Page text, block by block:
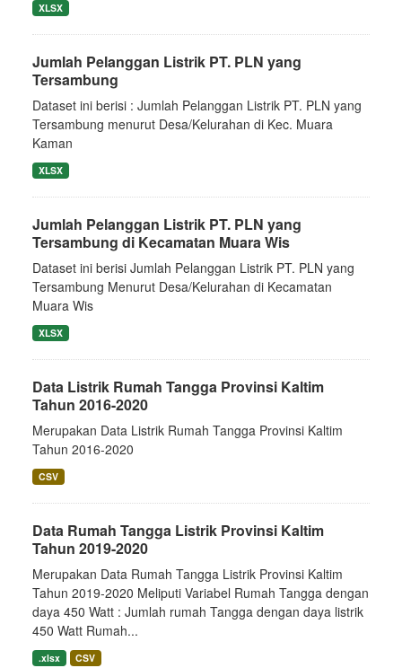
XLSX
Jumlah Pelanggan Listrik PT. PLN yang
Tersambung
Dataset ini berisi : Jumlah Pelanggan Listrik PT. PLN yang
Tersambung menurut Desa/Kelurahan di Kec. Muara
Kaman
XLSX
Jumlah Pelanggan Listrik PT. PLN yang
Tersambung di Kecamatan Muara Wis
Dataset ini berisi Jumlah Pelanggan Listrik PT. PLN yang
Tersambung Menurut Desa/Kelurahan di Kecamatan
Muara Wis
XLSX
Data Listrik Rumah Tangga Provinsi Kaltim
Tahun 2016-2020
Merupakan Data Listrik Rumah Tangga Provinsi Kaltim
Tahun 2016-2020
CSV
Data Rumah Tangga Listrik Provinsi Kaltim
Tahun 2019-2020
Merupakan Data Rumah Tangga Listrik Provinsi Kaltim
Tahun 2019-2020 Meliputi Variabel Rumah Tangga dengan
daya 450 Watt : Jumlah rumah Tangga dengan daya listrik
450 Watt Rumah...
.xlsx CSV